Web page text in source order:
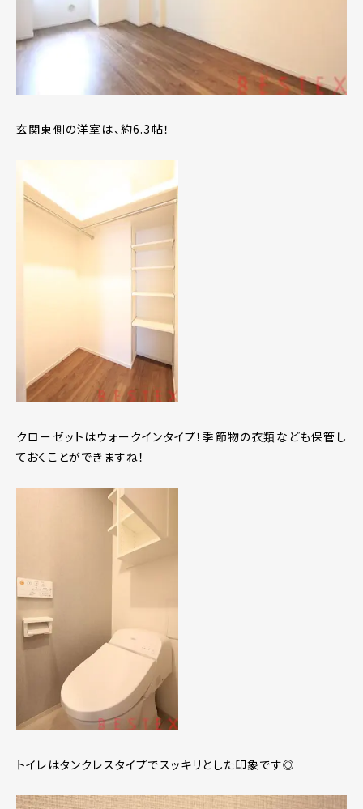
玄関東側の洋室は、約6.3帖！
クローゼットはウォークインタイプ！季節物の衣類なども保管し
ておくことができますね！
トイレはタンクレスタイプでスッキリとした印象です◎